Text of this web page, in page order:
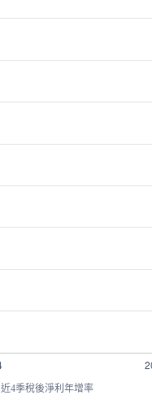
近4季稅後淨利年增率